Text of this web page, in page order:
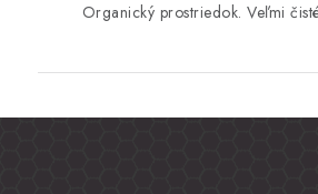
Organický prostriedok. Veľmi